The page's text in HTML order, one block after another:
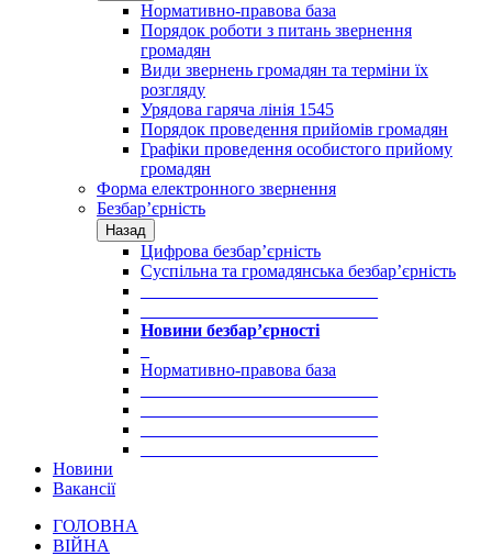
Нормативно-правова база
Порядок роботи з питань звернення
громадян
Види звернень громадян та терміни їх
розгляду
Урядова гаряча лінія 1545
Порядок проведення прийомів громадян
Графіки проведення особистого прийому
громадян
Форма електронного звернення
Безбар’єрність
Назад
Цифрова безбар’єрність
Суспільна та громадянська безбар’єрність
Новини безбар’єрності
Нормативно-правова база
Новини
Вакансії
ГОЛОВНА
ВІЙНА